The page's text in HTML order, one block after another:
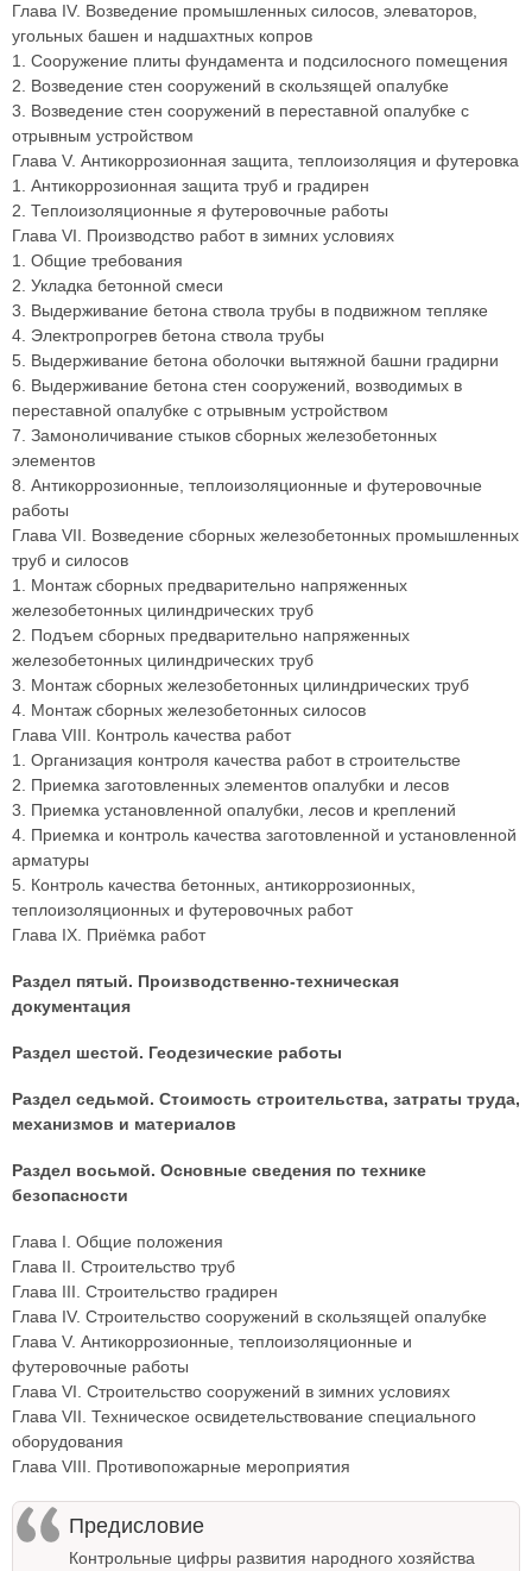
Глава IV. Возведение промышленных силосов, элеваторов,
угольных башен и надшахтных копров
1. Сооружение плиты фундамента и подсилосного помещения
2. Возведение стен сооружений в скользящей опалубке
3. Возведение стен сооружений в переставной опалубке с
отрывным устройством
Глава V. Антикоррозионная защита, теплоизоляция и футеровка
1. Антикоррозионная защита труб и градирен
2. Теплоизоляционные я футеровочные работы
Глава VI. Производство работ в зимних условиях
1. Общие требования
2. Укладка бетонной смеси
3. Выдерживание бетона ствола трубы в подвижном тепляке
4. Электропрогрев бетона ствола трубы
5. Выдерживание бетона оболочки вытяжной башни градирни
6. Выдерживание бетона стен сооружений, возводимых в
переставной опалубке с отрывным устройством
7. Замоноличивание стыков сборных железобетонных
элементов
8. Антикоррозионные, теплоизоляционные и футеровочные
работы
Глава VII. Возведение сборных железобетонных промышленных
труб и силосов
1. Монтаж сборных предварительно напряженных
железобетонных цилиндрических труб
2. Подъем сборных предварительно напряженных
железобетонных цилиндрических труб
3. Монтаж сборных железобетонных цилиндрических труб
4. Монтаж сборных железобетонных силосов
Глава VIII. Контроль качества работ
1. Организация контроля качества работ в строительстве
2. Приемка заготовленных элементов опалубки и лесов
3. Приемка установленной опалубки, лесов и креплений
4. Приемка и контроль качества заготовленной и установленной
арматуры
5. Контроль качества бетонных, антикоррозионных,
теплоизоляционных и футеровочных работ
Глава IX. Приёмка работ
Раздел пятый. Производственно-техническая
документация
Раздел шестой. Геодезические работы
Раздел седьмой. Стоимость строительства, затраты труда,
механизмов и материалов
Раздел восьмой. Основные сведения по технике
безопасности
Глава I. Общие положения
Глава II. Строительство труб
Глава III. Строительство градирен
Глава IV. Строительство сооружений в скользящей опалубке
Глава V. Антикоррозионные, теплоизоляционные и
футеровочные работы
Глава VI. Строительство сооружений в зимних условиях
Глава VII. Техническое освидетельствование специального
оборудования
Глава VIII. Противопожарные мероприятия
Предисловие
Контрольные цифры развития народного хозяйства